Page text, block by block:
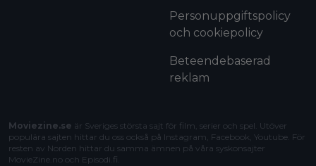
Personuppgiftspolicy
och cookiepolicy
Beteendebaserad
reklam
Moviezine.se är Sveriges största sajt för film, serier och spel. Utöver
populära sajten hittar du oss också på Instagram, Facebook, Youtube. För
resten av Norden hittar du samma ämnen på våra syskonsajter
MovieZine.no och Episodi.fi